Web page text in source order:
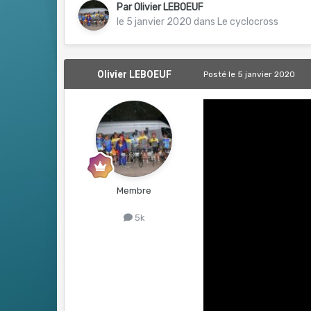
ParOlivier LEBOEUF
le 5 janvier 2020 dans Le cyclocross
Olivier LEBOEUF
Membre
5k
Postéle 5 janvier 2020